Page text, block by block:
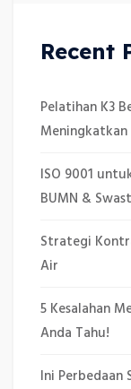
Recent
Pelatihan K3
Meningkatkan
ISO 9001
BUMN &
Strategi
Air
5 Kesalahan
Anda Tahu!
Ini Perbedaan